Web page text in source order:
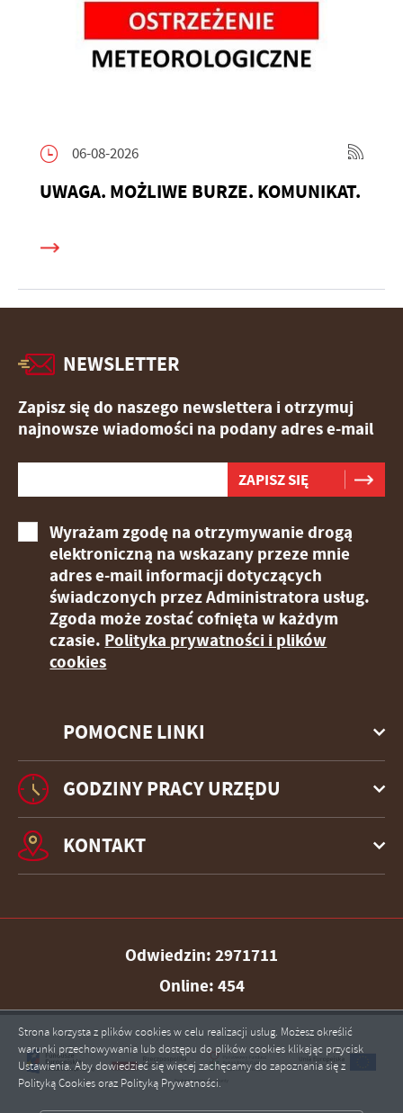
06-08-2026
UWAGA. MOŻLIWE BURZE. KOMUNIKAT.
POMOCNE LINKI
NEWSLETTER
Zapisz się do naszego newslettera i otrzymuj
najnowsze wiadomości na podany adres e-mail
Wyrażam zgodę na otrzymywanie drogą
elektroniczną na wskazany przeze mnie
adres e-mail informacji dotyczących
świadczonych przez Administratora usług.
Zgoda może zostać cofnięta w każdym
czasie. Polityka prywatności i plików
cookies
GODZINY PRACY URZĘDU
KONTAKT
Odwiedzin: 2971711
Online: 454
Strona korzysta z plików cookies w celu realizacji usług. Możesz określić
warunki przechowywania lub dostępu do plików cookies klikając przycisk
Ustawienia. Aby dowiedzieć się więcej zachęcamy do zapoznania się z
Polityką Cookies oraz Polityką Prywatności.